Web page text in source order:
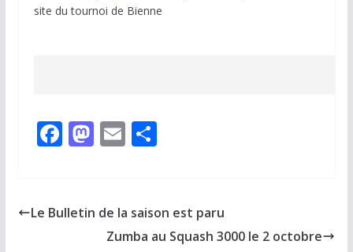
site du tournoi de Bienne
F
b
M
d
o
E
l
P
g
er
Le Bulletin de la saison est paru
Zumba au Squash 3000 le 2 octobre